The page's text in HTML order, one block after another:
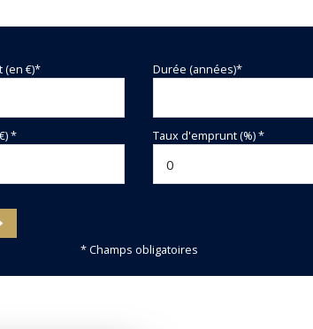
(en €)* Durée (années)*
* Taux d'emprunt (%) *
* Champs obligatoires